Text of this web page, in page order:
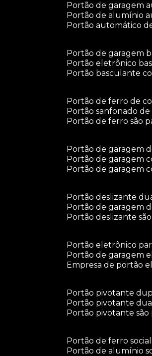
portão de garagem
portão de alumínio
portão automático
portão de garagem
portão eletrônico
portão basculante
portão de ferro de
portão sanfonado
portão de ferro são
portão de garagem
portão de garagem
portão de garagem
portão deslizante
portão de garagem
portão deslizante
portão eletrônico
portão de garagem
empresa de portão
portão pivotante
portão pivotante
portão pivotante
portão de ferro social
portão de alumínio